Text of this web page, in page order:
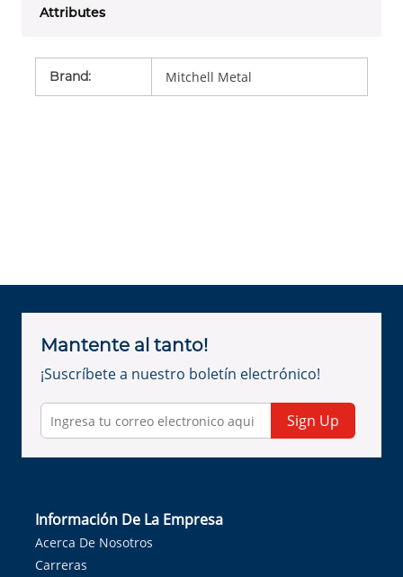
Attributes
Brand: Mitchell Metal
Mantente al tanto!
¡Suscríbete a nuestro boletín electrónico!
Sign Up
Información De La Empresa
Acerca De Nosotros
Carreras